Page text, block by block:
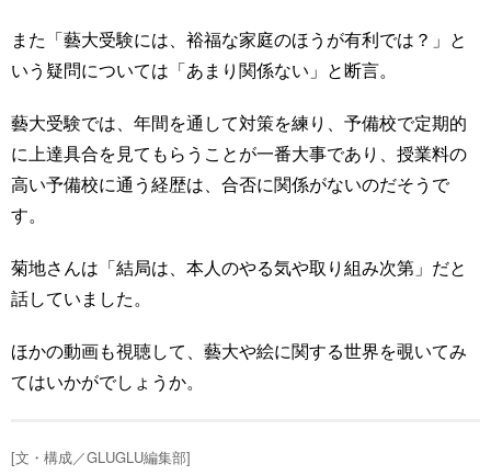
また「藝大受験には、裕福な家庭のほうが有利では？」と
いう疑問については「あまり関係ない」と断言。
藝大受験では、年間を通して対策を練り、予備校で定期的
に上達具合を見てもらうことが一番大事であり、授業料の
高い予備校に通う経歴は、合否に関係がないのだそうで
す。
菊地さんは「結局は、本人のやる気や取り組み次第」だと
話していました。
ほかの動画も視聴して、藝大や絵に関する世界を覗いてみ
てはいかがでしょうか。
[文・構成／GLUGLU編集部]